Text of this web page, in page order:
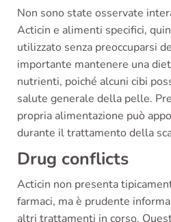
Non sono state osservate
Acticin e alimenti specifici,
utilizzato senza preoccuparsi
importante mantenere una
nutrienti, poiché alcuni cibi
salute generale della pelle.
propria alimentazione può
durante il trattamento della
Drug conflicts
Acticin non presenta
farmaci, ma è prudente
altri trattamenti in corso.